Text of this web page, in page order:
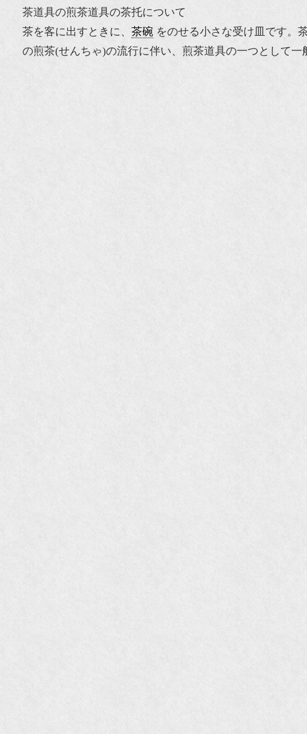
茶道具の煎茶道具の茶托について
茶を客に出すときに、 茶碗 をのせる小さな受け皿です。
の煎茶(せんちゃ)の流行に伴い、煎茶道具の一つとして一